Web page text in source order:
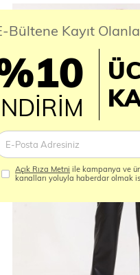
Bültene Kayıt
Açık Rıza Metni ile kampanya ve
kanalları yoluyla haberdar olmak